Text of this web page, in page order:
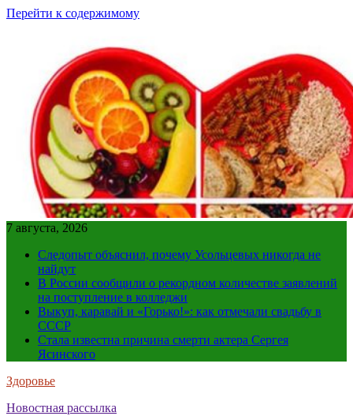
Перейти к содержимому
7 августа, 2026
Следопыт объяснил, почему Усольцевых никогда не
найдут
В России сообщили о рекордном количестве заявлений
на поступление в колледжи
Выкуп, каравай и «Горько!»: как отмечали свадьбу в
СССР
Стала известна причина смерти актера Сергея
Ясинского
Здоровье
Новостная рассылка